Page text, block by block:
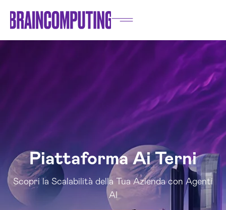
Piattaforma Ai Terni
Scopri la Scalabilità della Tua Azienda con Agenti
AI